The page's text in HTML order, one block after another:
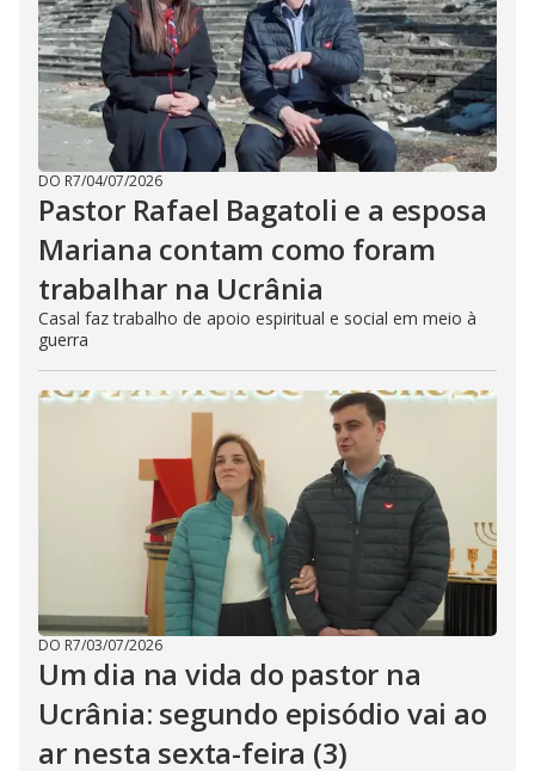
DO R7/04/07/2026
Pastor Rafael Bagatoli e a esposa
Mariana contam como foram
trabalhar na Ucrânia
Casal faz trabalho de apoio espiritual e social em meio à
guerra
DO R7/03/07/2026
Um dia na vida do pastor na
Ucrânia: segundo episódio vai ao
ar nesta sexta-feira (3)